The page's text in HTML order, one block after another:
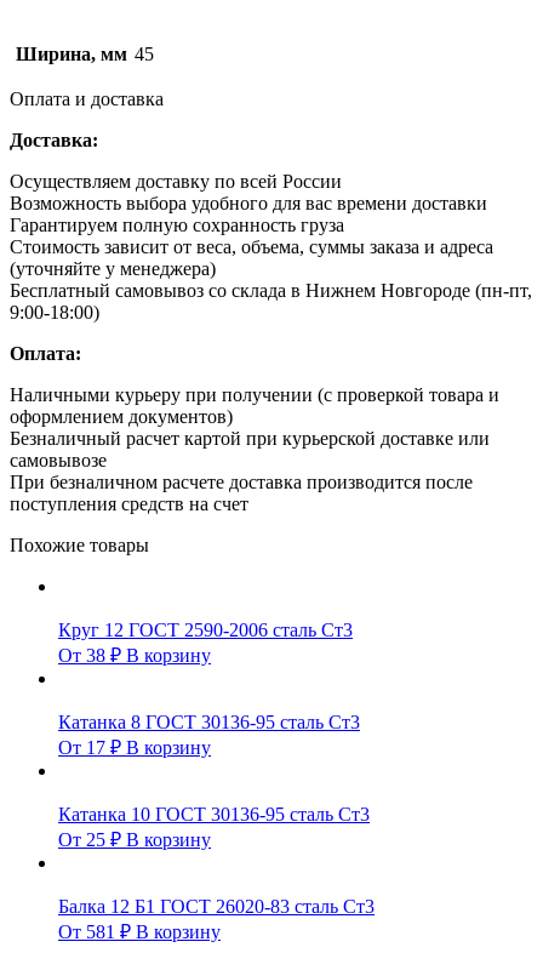
Ширина, мм 45
Оплата и доставка
Доставка:
Осуществляем доставку по всей России
Возможность выбора удобного для вас времени доставки
Гарантируем полную сохранность груза
Стоимость зависит от веса, объема, суммы заказа и адреса
(уточняйте у менеджера)
Бесплатный самовывоз со склада в Нижнем Новгороде (пн-пт,
9:00-18:00)
Оплата:
Наличными курьеру при получении (с проверкой товара и
оформлением документов)
Безналичный расчет картой при курьерской доставке или
самовывозе
При безналичном расчете доставка производится после
поступления средств на счет
Похожие товары
Круг 12 ГОСТ 2590-2006 сталь Ст3
От 38 ₽ В корзину
Катанка 8 ГОСТ 30136-95 сталь Ст3
От 17 ₽ В корзину
Катанка 10 ГОСТ 30136-95 сталь Ст3
От 25 ₽ В корзину
Балка 12 Б1 ГОСТ 26020-83 сталь Ст3
От 581 ₽ В корзину